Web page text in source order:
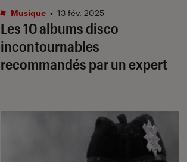
Les 10 albums disco
incontournables
recommandés par un expert
Musique • 13 fév. 2025